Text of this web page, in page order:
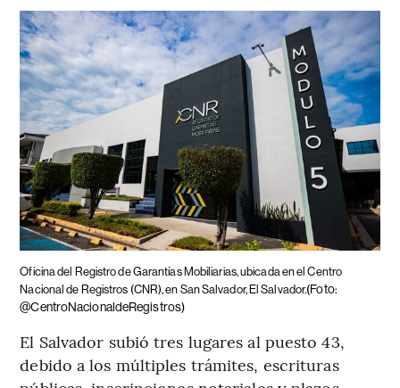
Oficina del Registro de Garantías Mobiliarias, ubicada en el Centro
Nacional de Registros (CNR), en San Salvador, El Salvador.(Foto:
@CentroNacionaldeRegistros)
El Salvador subió tres lugares al puesto 43,
debido a los múltiples trámites, escrituras